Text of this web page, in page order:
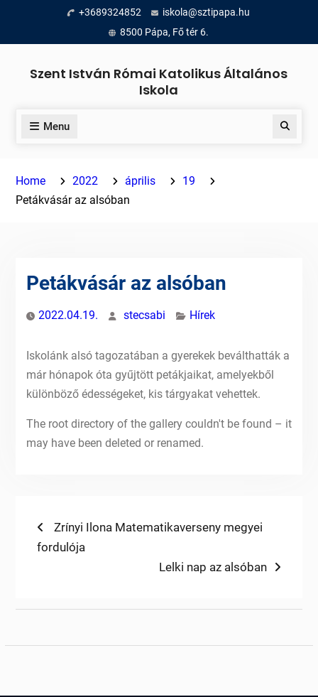
content
+3689324852
iskola@sztipapa.hu
8500 Pápa, Fő tér 6.
Szent István Római Katolikus Általános
Iskola
Menu Search
Home 2022 április
19
Petákvásár az alsóban
Petákvásár az alsóban
2022.04.19. stecsabi Hírek
Iskolánk alsó tagozatában a gyerekek beválthatták a
már hónapok óta gyűjtött petákjaikat, amelyekből
különböző édességeket, kis tárgyakat vehettek.
The root directory of the gallery couldn't be found – it
may have been deleted or renamed.
Bejegyzés
navigáció
Previous
post:
Zrínyi Ilona Matematikaverseny megyei
fordulója
Next
Lelki nap az alsóban